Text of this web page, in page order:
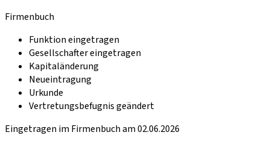
Firmenbuch
Funktion eingetragen
Gesellschafter eingetragen
Kapitaländerung
Neueintragung
Urkunde
Vertretungsbefugnis geändert
Eingetragen im Firmenbuch am 02.06.2026